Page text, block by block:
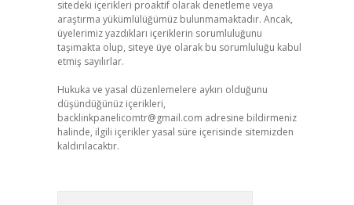
sitedeki içerikleri proaktif olarak denetleme veya
araştırma yükümlülüğümüz bulunmamaktadır. Ancak,
üyelerimiz yazdıkları içeriklerin sorumluluğunu
taşımakta olup, siteye üye olarak bu sorumluluğu kabul
etmiş sayılırlar.
Hukuka ve yasal düzenlemelere aykırı olduğunu
düşündüğünüz içerikleri,
backlinkpanelicomtr@gmail.com adresine bildirmeniz
halinde, ilgili içerikler yasal süre içerisinde sitemizden
kaldırılacaktır.